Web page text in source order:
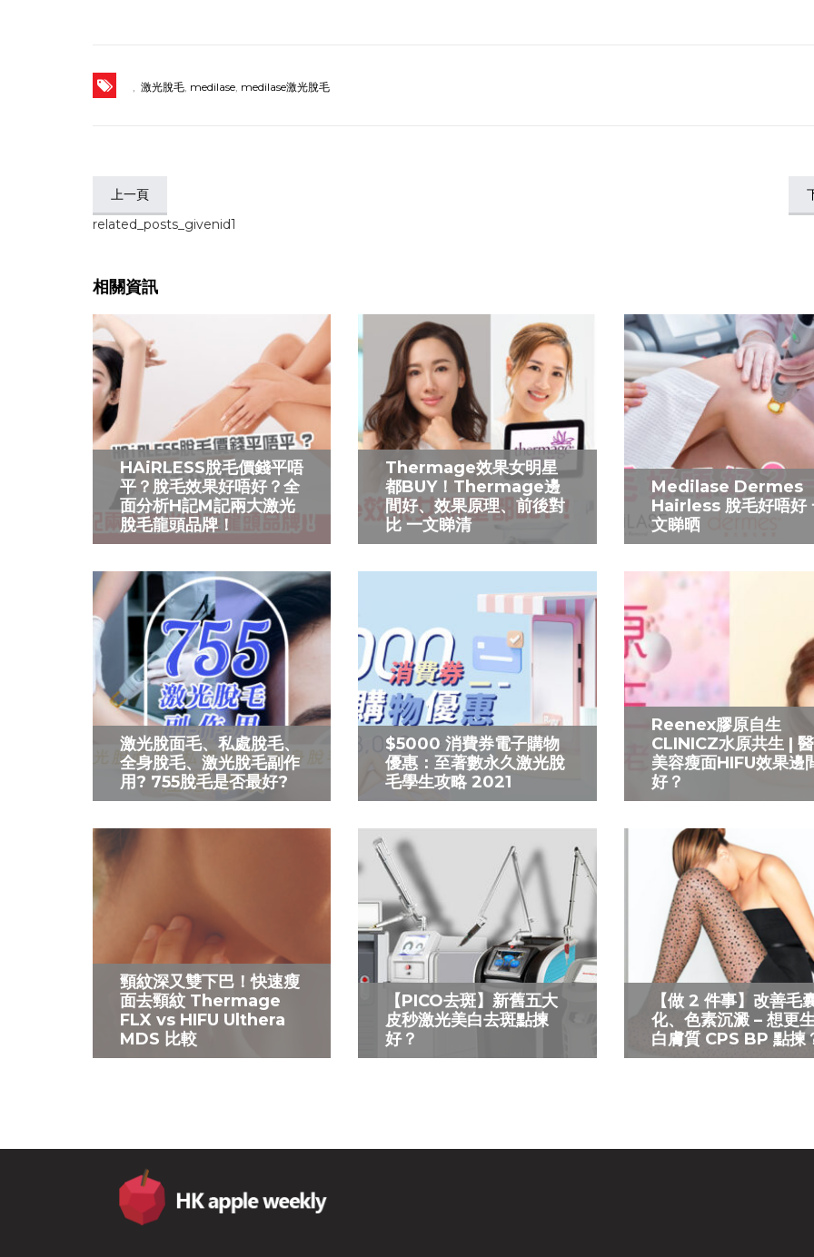
, ‬ 激光脫毛, medilase, medilase激光脫毛
上一頁
related_posts_givenid1
相關資訊
HAiRLESS脫毛價錢平唔
平？脫毛效果好唔好？全
面分析H記M記兩大激光
脫毛龍頭品牌！
Thermage效果女明星
都BUY！Thermage邊
間好、效果原理、前後對
比 一文睇清
Medilase Dermes
Hairless 脫毛好唔好
文睇晒
激光脫面毛、私處脫毛、
全身脫毛、激光脫毛副作
用? 755脫毛是否最好?
$5000 消費券電子購物
優惠：至著數永久激光脫
毛學生攻略 2021
Reenex膠原自生
CLINICZ水原共生 |
美容瘦面HIFU效果邊
好？
頸紋深又雙下巴！快速瘦
面去頸紋 Thermage
FLX vs HIFU Ulthera
MDS 比較
【PICO去斑】新舊五大
皮秒激光美白去斑點揀
好？
【做 2 件事】改善毛
化、色素沉澱 – 想更
白膚質 CPS BP 點揀